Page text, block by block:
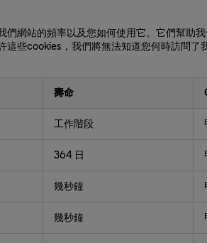
網站的頻率以及您如何使用它。它們幫助
些cookies，我們將無法知道您何時訪問了
壽命
工作階段
364 日
幾秒鐘
幾秒鐘